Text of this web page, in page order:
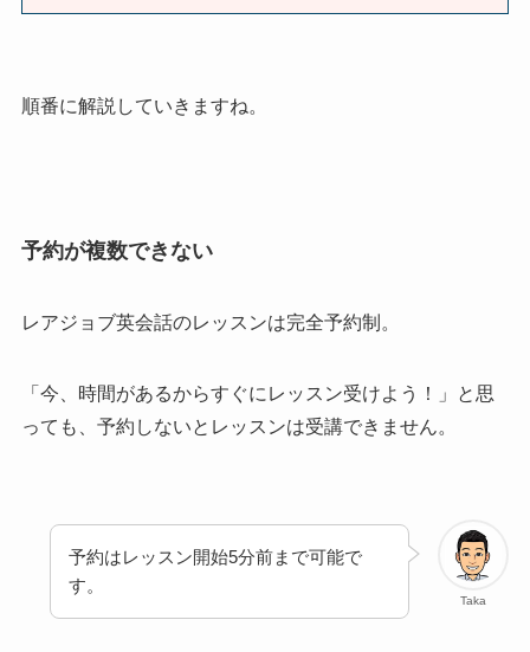
順番に解説していきますね。
予約が複数できない
レアジョブ英会話のレッスンは完全予約制。
「今、時間があるからすぐにレッスン受けよう！」と思
っても、予約しないとレッスンは受講できません。
Taka
予約はレッスン開始5分前まで可能で
す。